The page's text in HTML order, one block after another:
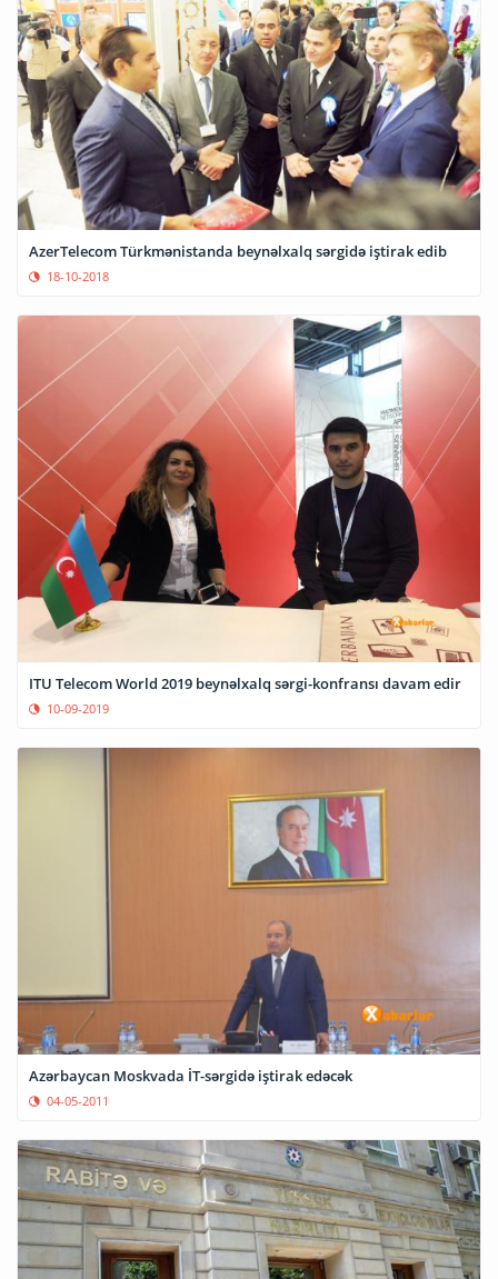
AzerTelecom Türkmənistanda beynəlxalq sərgidə iştirak edib
18-10-2018
ITU Telecom World 2019 beynəlxalq sərgi-konfransı davam edir
10-09-2019
Azərbaycan Moskvada İT-sərgidə iştirak edəcək
04-05-2011